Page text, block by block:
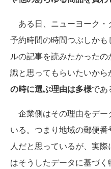
ある日、ニューヨーク・
予約時間の時間つぶしか
ルの記事を読みたかった
識と思ってもらいたいから
の時に選ぶ理由は多様であ
企業側はその理由をデー
いる。つまり地域の郵便
人だと思っているが、実
はそうしたデータに基づく